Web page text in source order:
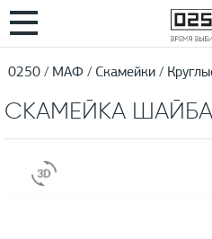
0250 МАФ Скамейки
СКАМЕЙКА